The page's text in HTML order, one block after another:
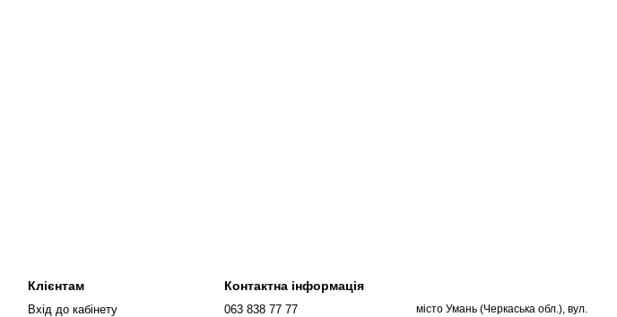
Клієнтам
Вхід до кабінету
Контактна інформація
063 838 77 77
місто Умань (Черкаська обл.), вул.